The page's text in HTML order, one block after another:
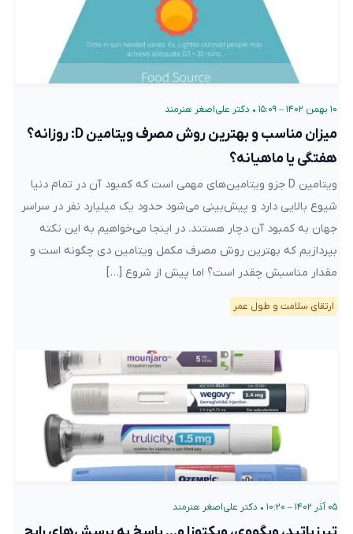
۱۰ بهمن ۱۴۰۲ – ۱۵:۰۹ • دکتر علی‌اصغر هنرمند
میزان مناسب و بهترین روش مصرف ویتامین D: روزانه؟
هفتگی یا ماهیانه؟
ویتامین D جزو ویتامین‌های مهمی است که کمبود آن در تمام دنیا
شیوع بالایی دارد و پیش‌بینی می‌شود حدود یک میلیارد نفر در سراسر
جهان به کمبود آن دچار هستند. در اینجا می‌خواهیم به این نکته
بپردازیم که بهترین روش مصرف مکمل ویتامین دی چگونه است و
مقدار مناسبش چقدر است؟ اما پیش از شروع […]
ارتقای سلامت و طول عمر
۰۵ آذر ۱۴۰۲ – ۱۰:۲۰ • دکتر علی‌اصغر هنرمند